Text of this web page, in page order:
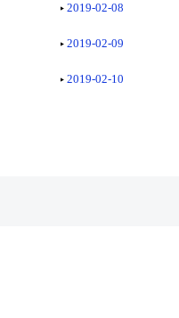
2019-02-08
2019-02-09
2019-02-10